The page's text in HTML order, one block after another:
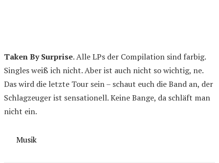
Taken By Surprise. Alle LPs der Compilation sind farbig.
Singles weiß ich nicht. Aber ist auch nicht so wichtig, ne.
Das wird die letzte Tour sein – schaut euch die Band an, der
Schlagzeuger ist sensationell. Keine Bange, da schläft man
nicht ein.
Kategorien
Musik